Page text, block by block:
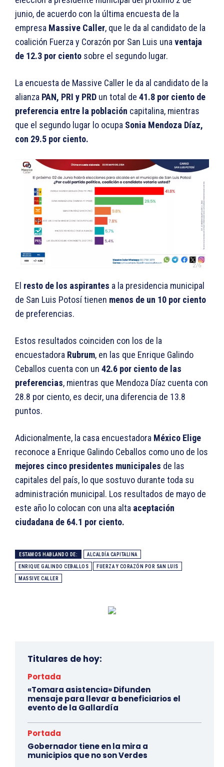
junio, de acuerdo con la última encuesta de la
empresa Massive Caller, que le da al candidato de la
coalición Fuerza y Corazón por San Luis una ventaja
de 12.3 por ciento sobre el segundo lugar.
La encuesta de Massive Caller le da al candidato de la
alianza PAN, PRI y PRD un total de 41.8 por ciento de
preferencia entre la población capitalina, mientras
que el segundo lugar lo ocupa Sonia Mendoza Díaz,
con 29.5 por ciento.
El resto de los aspirantes a la presidencia municipal
de San Luis Potosí tienen menos de un 10 por ciento
de preferencias.
Estos resultados coinciden con los de la
encuestadora Rubrum, en las que Enrique Galindo
Ceballos cuenta con un 42.6 por ciento de las
preferencias, mientras que Mendoza Díaz cuenta con
28.8 por ciento, es decir, una diferencia de 13.8
puntos.
Adicionalmente, la casa encuestadora México Elige
reconoce a Enrique Galindo Ceballos como uno de los
mejores cinco presidentes municipales de las
capitales del país, lo que sostuvo durante toda su
administración municipal. Los resultados de mayo de
este año lo colocan con una alta aceptación
ciudadana de 64.1 por ciento.
ESTAMOS HABLANDO DE: ALCALDÍA CAPITALINA
ENRIQUE GALINDO CEBALLOS FUERZA Y CORAZÓN POR SAN LUIS
MASSIVE CALLER
Titulares de hoy:
Portada
«Tomara asistencia» Difunden
mensaje para llevar a beneficiarios el
evento de la Gallardía
Portada
Gobernador tiene en la mira a
municipios que no son Verdes